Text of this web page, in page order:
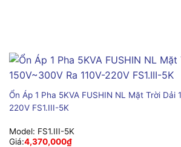
Ổn Áp 1 Pha 5KVA FUSHIN NL Mặt Trời Dải
220V FS1.III-5K
Model: FS1.III-5K
Giá:4,370,000₫